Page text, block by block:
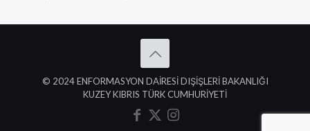
© 2024 ENFORMASYON DAİRESİ DIŞİŞLERİ BAKANLIĞI
KUZEY KIBRIS TÜRK CUMHURİYETİ